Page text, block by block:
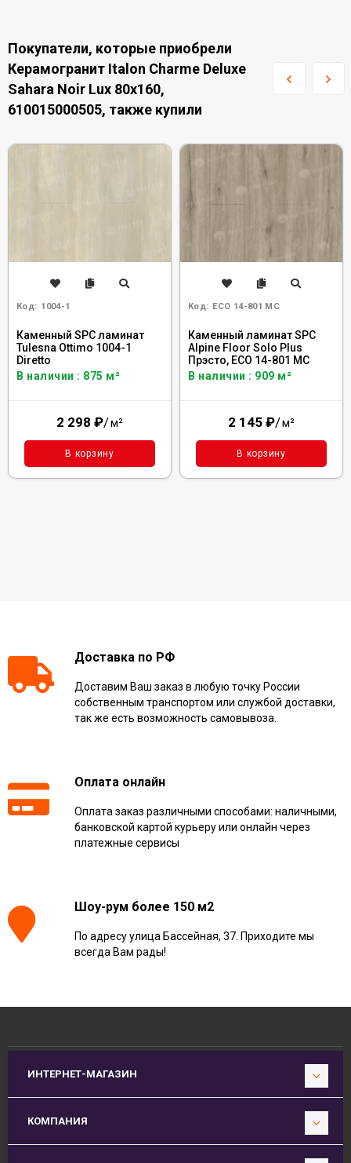
Покупатели, которые приобрели
Керамогранит Italon Charme Deluxe
Sahara Noir Lux 80x160,
610015000505, также купили
Код: 1004-1
Каменный SPC ламинат
Tulesna Ottimo 1004-1
Diretto
В наличии : 875 м²
2 298 ₽/м²
В корзину
Код: ECO 14-801 MC
Каменный ламинат SPC
Alpine Floor Solo Plus
Прэсто, ЕСО 14-801 MC
В наличии : 909 м²
2 145 ₽/м²
В корзину
Доставка по РФ
Доставим Ваш заказ в любую точку России
собственным транспортом или службой доставки,
так же есть возможность самовывоза.
Оплата онлайн
Оплата заказ различными способами: наличными,
банковской картой курьеру или онлайн через
платежные сервисы
Шоу-рум более 150 м2
По адресу улица Бассейная, 37. Приходите мы
всегда Вам рады!
ИНТЕРНЕТ-МАГАЗИН
КОМПАНИЯ